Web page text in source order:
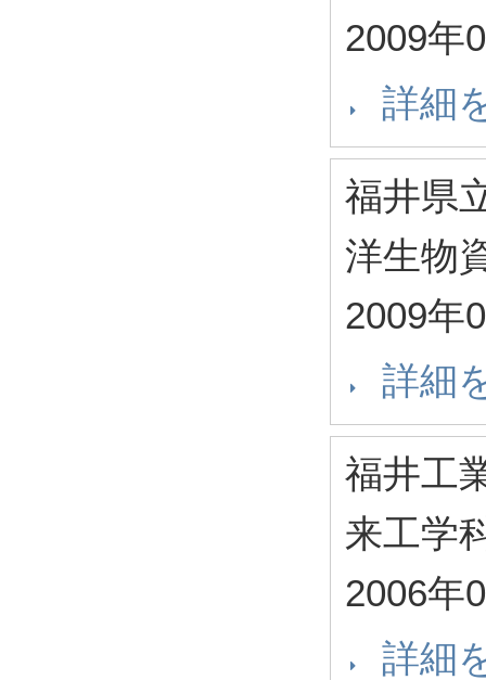
2009年
詳細
福井県
洋生物
2009年
詳細
福井工
来工学
2006年
詳細